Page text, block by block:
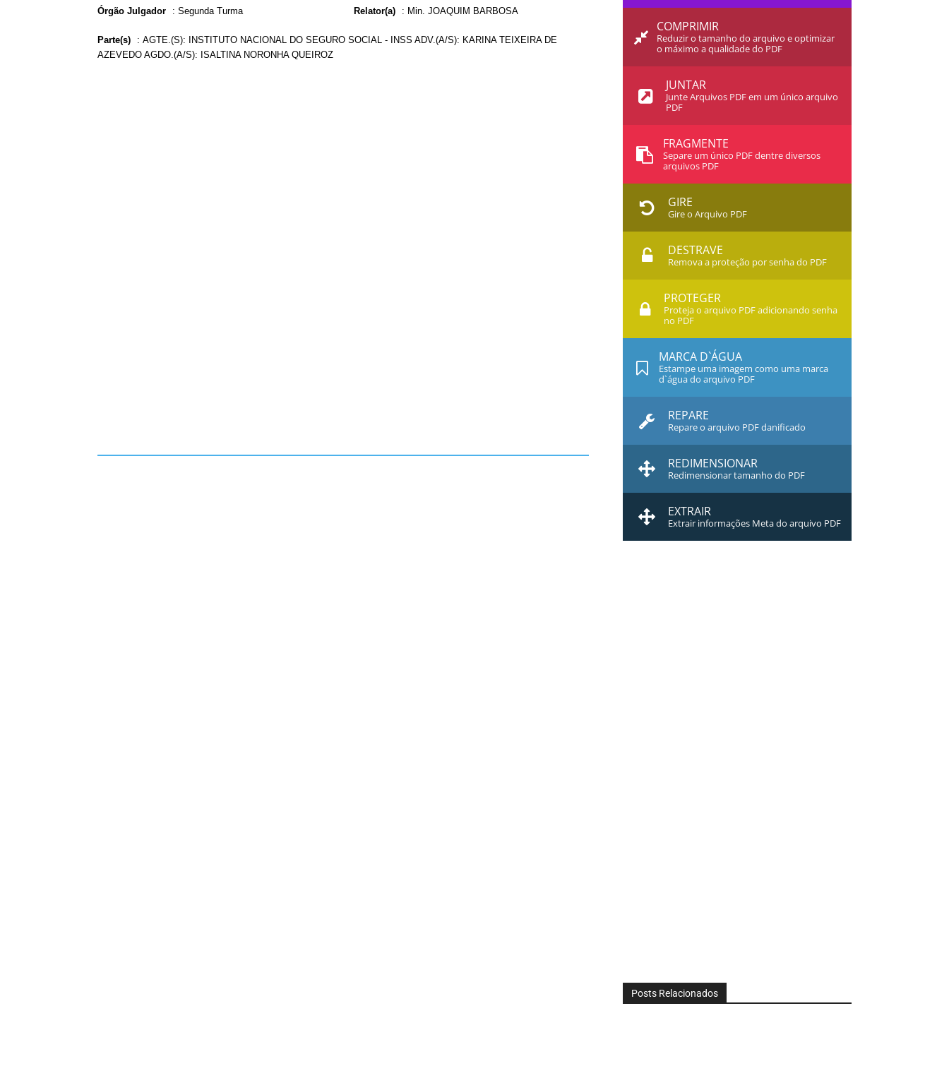
Órgão Julgador : Segunda Turma Relator(a) : Min. JOAQUIM BARBOSA
Parte(s) : AGTE.(S): INSTITUTO NACIONAL DO SEGURO SOCIAL - INSS ADV.(A/S): KARINA TEIXEIRA DE
AZEVEDO AGDO.(A/S): ISALTINA NORONHA QUEIROZ
COMPRIMIR
Reduzir o tamanho do arquivo e optimizar
o máximo a qualidade do PDF
JUNTAR
Junte Arquivos PDF em um único arquivo
PDF
FRAGMENTE
Separe um único PDF dentre diversos
arquivos PDF
GIRE
Gire o Arquivo PDF
DESTRAVE
Remova a proteção por senha do PDF
PROTEGER
Proteja o arquivo PDF adicionando senha
no PDF
MARCA D`ÁGUA
Estampe uma imagem como uma marca
d`água do arquivo PDF
REPARE
Repare o arquivo PDF danificado
REDIMENSIONAR
Redimensionar tamanho do PDF
EXTRAIR
Extrair informações Meta do arquivo PDF
Posts Relacionados